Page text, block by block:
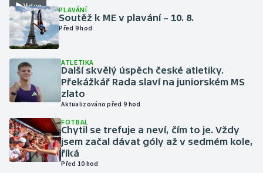
Golf
Gymnastika
Házená
Jezdectví
Judo
Krasobruslení
Video PLAVÁNÍ
Soutěž k ME v plavání – 10. 8.
Před 9 hod
ATLETIKA
Další skvělý úspěch české atletiky.
Překážkář Rada slaví na juniorském MS
zlato
Aktualizováno před 9 hod
FOTBAL
Chytil se trefuje a neví, čím to je. Vždy
jsem začal dávat góly až v sedmém kole,
říká
Před 10 hod